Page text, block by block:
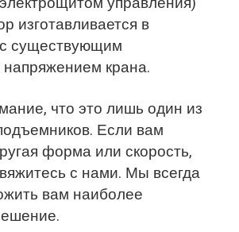
изготавливается в
существующим
крана.
что это лишь один из
Если вам
форма или скорость,
с нами. Мы всегда
вам наиболее